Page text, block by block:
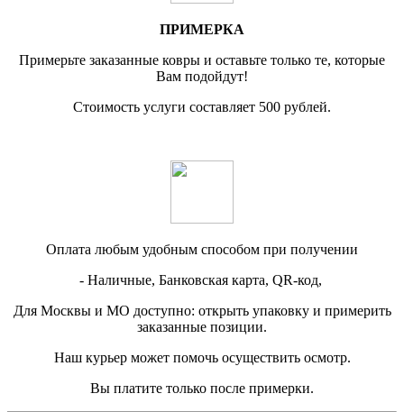
ПРИМЕРКА
Примерьте заказанные ковры и оставьте только те, которые
Вам подойдут!
Стоимость услуги составляет 500 рублей.
Оплата любым удобным способом при получении
- Наличные, Банковская карта, QR-код,
Для Москвы и МО доступно: открыть упаковку и примерить
заказанные позиции.
Наш курьер может помочь осуществить осмотр.
Вы платите только после примерки.